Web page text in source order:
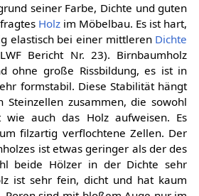
seiner Farbe, Dichte und guten
Holzim Möbelbau. Es ist hart,
elastisch bei einer mittleren Dichte
Bericht Nr. 23). Birnbaumholz
ohne große Rissbildung, es ist in
formstabil. Diese Stabilität hängt
Steinzellen zusammen, die sowohl
auch das Holz aufweisen. Es
filzartig verflochtene Zellen. Der
ist etwas geringer als der des
beide Hölzer in der Dichte sehr
ist sehr fein, dicht und hat kaum